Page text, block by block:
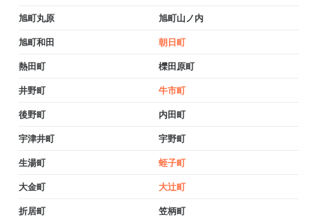
旭町丸原 旭町山ノ内
旭町和田 朝日町
熱田町 櫟田原町
井野町 牛市町
後野町 内田町
宇津井町 宇野町
生湯町 蛭子町
大金町 大辻町
折居町 笠柄町